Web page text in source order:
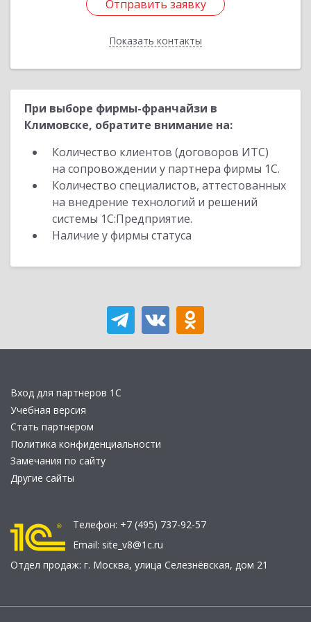
Отправить заявку
Показать контакты
Отправить заявку
Назад
При выборе фирмы-франчайзи в
Климовске, обратите внимание на:
Количество клиентов (договоров ИТС)
на сопровождении у партнера фирмы 1С.
Количество специалистов, аттестованных
на внедрение технологий и решений
системы 1С:Предприятие.
Наличие у фирмы статуса
Вход для партнеров 1С
Учебная версия
Стать партнером
Политика конфиденциальности
Замечания по сайту
Другие сайты
Телефон: +7 (495) 737-92-57
Email: site_v8@1c.ru
Отдел продаж: г. Москва, улица Селезнёвская, дом 21